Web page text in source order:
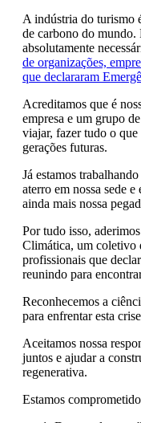
A indústria do turismo
de carbono do mundo.
absolutamente
de organizações,
que declararam
Acreditamos que é
empresa e um grupo
viajar, fazer tudo o que
gerações futuras.
Já estamos
aterro em nossa sede
ainda mais nossa
Por tudo isso,
Climática, um coletivo
profissionais que
reunindo para
Reconhecemos a
para enfrentar esta
Aceitamos nossa
juntos e ajudar a
regenerativa.
Estamos